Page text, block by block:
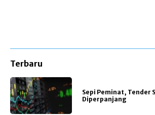
Terbaru
Sepi Peminat, Tender
Diperpanjang